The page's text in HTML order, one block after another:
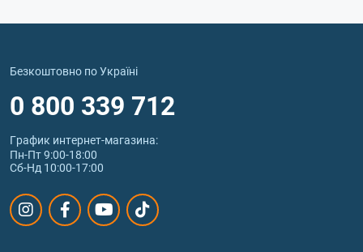
Безкоштовно по Україні
0 800 339 712
График интернет‑магазина:
Пн-Пт 9:00-18:00
Сб-Нд 10:00-17:00